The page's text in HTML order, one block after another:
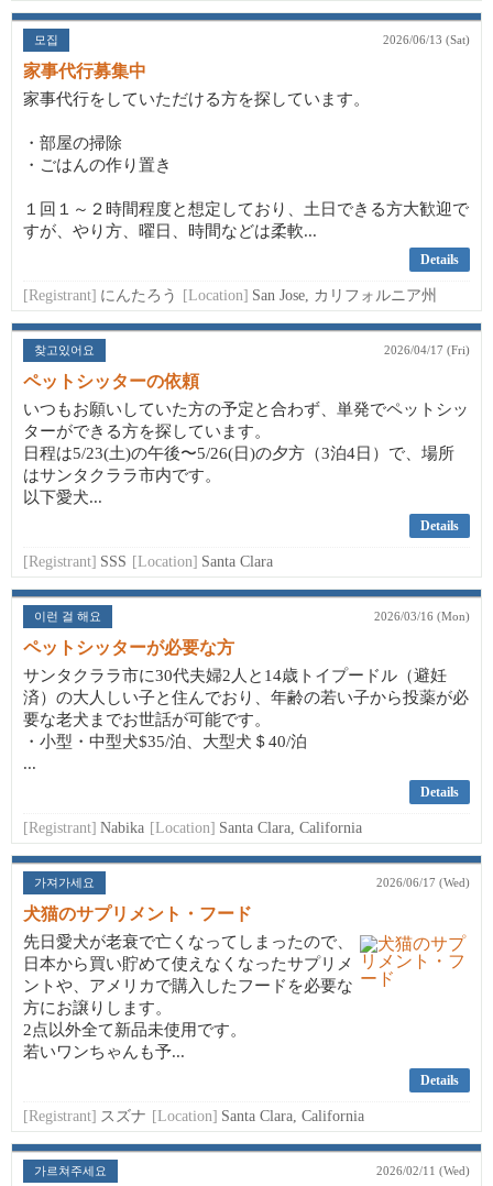
모집 2026/06/13 (Sat)
家事代行募集中
家事代行をしていただける方を探しています。
・部屋の掃除
・ごはんの作り置き
１回１～２時間程度と想定しており、土日できる方大歓迎で
すが、やり方、曜日、時間などは柔軟...
Details
[Registrant] にんたろう [Location] San Jose, カリフォルニア州
찾고있어요 2026/04/17 (Fri)
ペットシッターの依頼
いつもお願いしていた方の予定と合わず、単発でペットシッ
ターができる方を探しています。
日程は5/23(土)の午後〜5/26(日)の夕方（3泊4日）で、場所
はサンタクララ市内です。
以下愛犬...
Details
[Registrant] SSS [Location] Santa Clara
이런 걸 해요 2026/03/16 (Mon)
ペットシッターが必要な方
サンタクララ市に30代夫婦2人と14歳トイプードル（避妊
済）の大人しい子と住んでおり、年齢の若い子から投薬が必
要な老犬までお世話が可能です。
・小型・中型犬$35/泊、大型犬＄40/泊
...
Details
[Registrant] Nabika [Location] Santa Clara, California
가져가세요 2026/06/17 (Wed)
犬猫のサプリメント・フード
先日愛犬が老衰で亡くなってしまったので、
日本から買い貯めて使えなくなったサプリメ
ントや、アメリカで購入したフードを必要な
方にお譲りします。
2点以外全て新品未使用です。
若いワンちゃんも予...
Details
[Registrant] スズナ [Location] Santa Clara, California
가르쳐주세요 2026/02/11 (Wed)